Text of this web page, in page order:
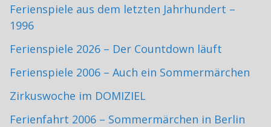
Ferienspiele aus dem letzten Jahrhundert –
1996
Ferienspiele 2026 – Der Countdown läuft
Ferienspiele 2006 – Auch ein Sommermärchen
Zirkuswoche im DOMIZIEL
Ferienfahrt 2006 – Sommermärchen in Berlin